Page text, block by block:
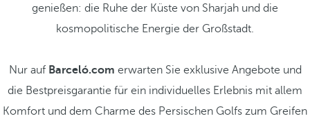
genießen: die Ruhe der Küste von Sharjah und die
kosmopolitische Energie der Großstadt.
Nur auf Barceló.com erwarten Sie exklusive Angebote und
die Bestpreisgarantie für ein individuelles Erlebnis mit allem
Komfort und dem Charme des Persischen Golfs zum Greifen